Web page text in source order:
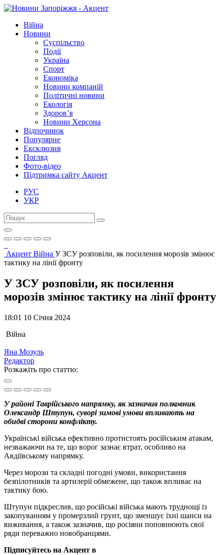
Війна
Новини
Суспільство
Події
Україна
Спорт
Економіка
Новини компаній
Політичні новини
Екологія
Здоров’я
Новини Херсона
Відпочинок
Популярне
Ексклюзив
Погляд
Фото-відео
Підтримка сайту Акцент
РУС
УКР
Акцент Війна У ЗСУ розповіли, як посилення морозів змінює
тактику на лінії фронту
У ЗСУ розповіли, як посилення
морозів змінює тактику на лінії фронту
18:01 10 Січня 2024
Війна
Яна Мозуль
Редактор
Розкажіть про статтю:
У районі Таврійського напрямку, як зазначив полковник
Олександр Штупун, суворі зимові умови впливають на
обидві сторони конфлікту.
Українські війська ефективно протистоять російським атакам,
незважаючи на те, що ворог зазнає втрат, особливо на
Авдіївському напрямку.
Через морози та складні погодні умови, використання
безпілотників та артилерії обмежене, що також впливає на
тактику бою.
Штупун підкреслив, що російські війська мають труднощі із
закопуванням у промерзлий грунт, що зменшує їхні шанси на
виживання, а також зазначив, що росіяни поповнюють свої
ряди переважно новобранцями.
Підписуйтесь на Акцент в